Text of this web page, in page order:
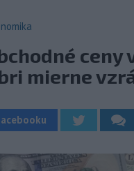
ceny
mierne